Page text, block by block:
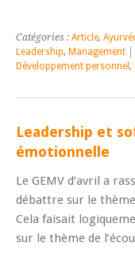
Catégories : Article,
Leadership, Management
Développement personnel ,
Leadership et
émotionnelle
Le GEMV d’avril a
débattre sur le
Cela faisait
sur le thème de